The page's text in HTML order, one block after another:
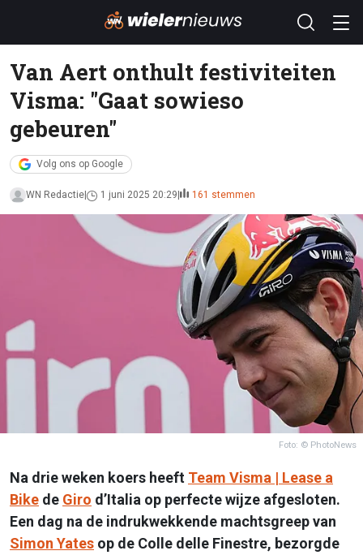
Van Aert onthult festiviteiten
Visma: "Gaat sowieso
gebeuren"
Volg ons op Google
WN Redactie 1 juni 2025 20:29 161 stemmen
Foto: © PhotoNews
Na drie weken koers heeft Team Visma | Lease a
Bike de Giro d’Italia op perfecte wijze afgesloten.
Een dag na de indrukwekkende machtsgreep van
Simon Yates op de Colle delle Finestre, bezorgde